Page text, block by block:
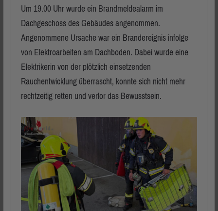
Um 19.00 Uhr wurde ein Brandmeldealarm im
Dachgeschoss des Gebäudes angenommen.
Angenommene Ursache war ein Brandereignis infolge
von Elektroarbeiten am Dachboden. Dabei wurde eine
Elektrikerin von der plötzlich einsetzenden
Rauchentwicklung überrascht, konnte sich nicht mehr
rechtzeitig retten und verlor das Bewusstsein.